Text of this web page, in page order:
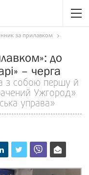
за прилавком
до
– черга
з собою першу й
Ужгород»
управа»